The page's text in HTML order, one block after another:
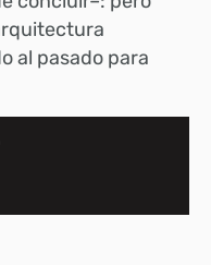
al pasado para